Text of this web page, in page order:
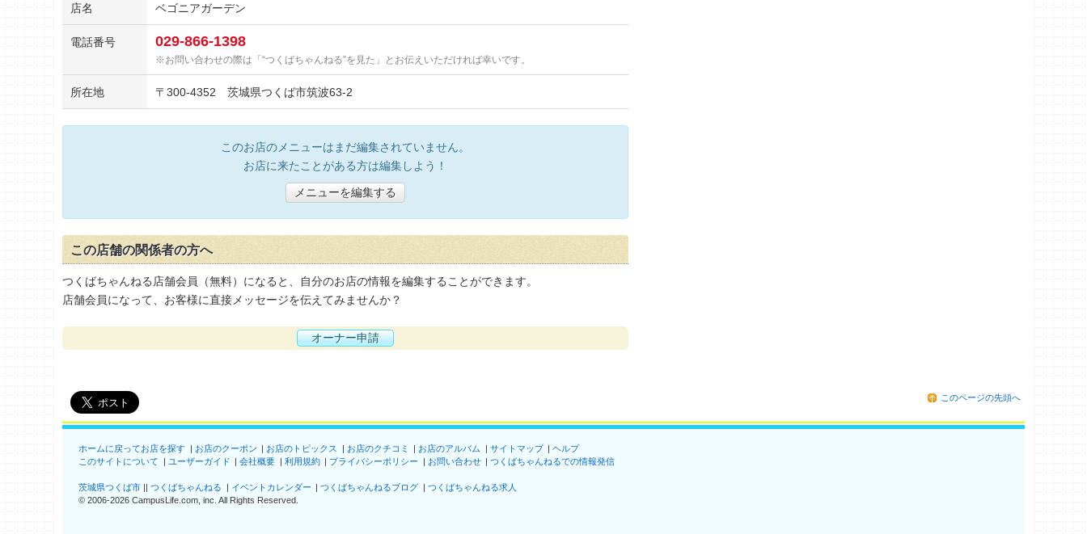
店名 ベゴニアガーデン
電話番号 029-866-1398
お問い合わせの際は「“つくばちゃんねる”を見た」とお伝えいただければ幸いです。
所在地 〒 300-4352 茨城県つくば市筑波63-2
このお店のメニューはまだ編集されていません。
お店に来たことがある方は編集しよう！
メニューを編集する
この店舗の関係者の方へ
つくばちゃんねる店舗会員（無料）になると、自分のお店の情報を編集することができます。
店舗会員になって、お客様に直接メッセージを伝えてみませんか？
オーナー申請
このページの先頭へ
ホームに戻ってお店を探す お店のクーポン お店のトピックス お店のクチコミ お店のアルバム サイトマップ
ヘルプ
このサイトについて
ユーザーガイド 会社概要 利用規約 プライバシーポリシー お問い合わせ つくばちゃんねるでの情報発信
茨城県つくば市 つくばちゃんねる イベントカレンダー つくばちゃんねるブログ
つくばちゃんねる求人
© 2006-2026 CampusLife.com, inc. All Rights Reserved